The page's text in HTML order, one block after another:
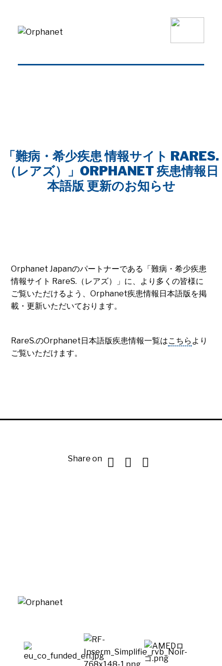
「難病・希少疾患 情報サイト RARES.
（レアズ）」ORPHANET 疾患情報日
本語版 更新のお知らせ
Orphanet Japanのパートナーである「難病・希少疾患
情報サイト RareS.（レアズ）」に、より多くの皆様に
ご覧いただけるよう、Orphanet疾患情報日本語版を掲
載・更新いただいております。
RareS.のOrphanet日本語版疾患情報一覧はこちら より
ご覧いただけます。
Share on